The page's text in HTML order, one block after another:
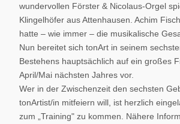
wundervollen Förster & Nicolaus-Orgel
Klingelhöfer aus Attenhausen. Achim
hatte – wie immer – die musikalische
Nun bereitet sich tonArt in seinem
Bestehens hauptsächlich auf ein großes
April/Mai nächsten Jahres vor.
Wer in der Zwischenzeit den sechsten
tonArtist/in mitfeiern will, ist herzlich
zum „Training" zu kommen. Nähere